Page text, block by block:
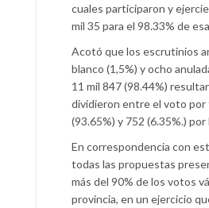
cuales participaron y
mil 35 para el 98.33% de
Acotó que los escrutinios
blanco (1,5%) y ocho
11 mil 847 (98.44%)
dividieron entre el voto por
(93.65%) y 752 (6.35%.)
En correspondencia con
todas las propuestas
más del 90% de los votos
provincia, en un ejercicio